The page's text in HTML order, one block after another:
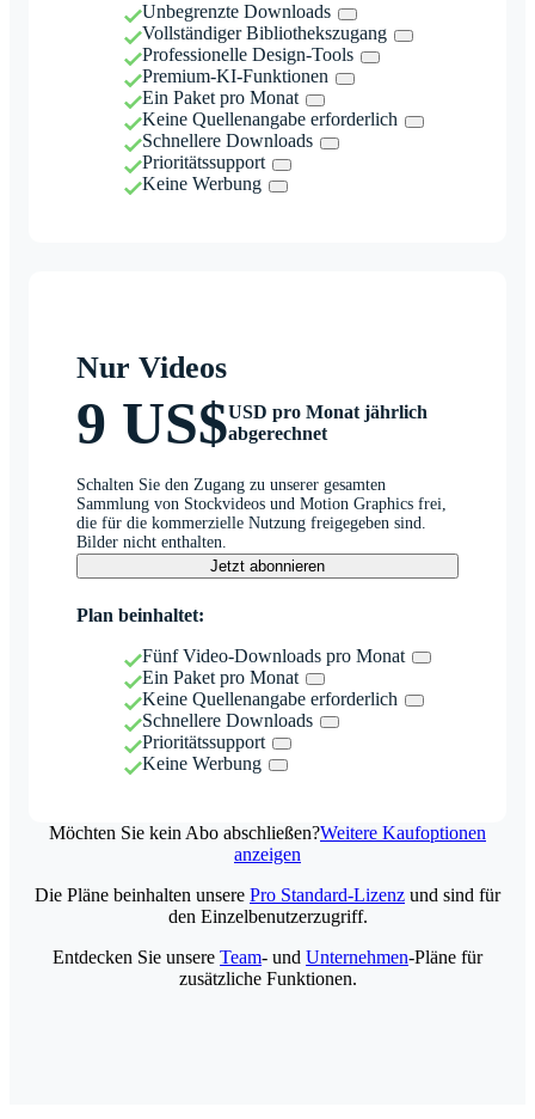
Unbegrenzte Downloads
Vollständiger Bibliothekszugang
Professionelle Design-Tools
Premium-KI-Funktionen
Ein Paket pro Monat
Keine Quellenangabe erforderlich
Schnellere Downloads
Prioritätssupport
Keine Werbung
Nur Videos
9 US$USD pro Monat jährlich
abgerechnet
Schalten Sie den Zugang zu unserer gesamten
Sammlung von Stockvideos und Motion Graphics frei,
die für die kommerzielle Nutzung freigegeben sind.
Bilder nicht enthalten.
Jetzt abonnieren
Plan beinhaltet:
Fünf Video-Downloads pro Monat
Ein Paket pro Monat
Keine Quellenangabe erforderlich
Schnellere Downloads
Prioritätssupport
Keine Werbung
Möchten Sie kein Abo abschließen?Weitere Kaufoptionen
anzeigen
Die Pläne beinhalten unsere Pro Standard-Lizenz und sind für
den Einzelbenutzerzugriff.
Entdecken Sie unsere Team- und Unternehmen-Pläne für
zusätzliche Funktionen.